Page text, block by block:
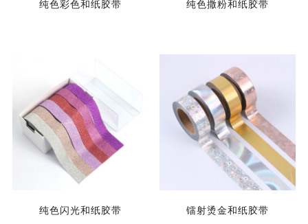
纯色彩色和纸胶带 纯色撒粉和纸胶带
纯色闪光和纸胶带 镭射烫金和纸胶带